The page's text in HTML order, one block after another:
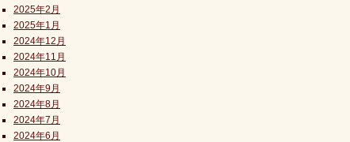
2025年2月
2025年1月
2024年12月
2024年11月
2024年10月
2024年9月
2024年8月
2024年7月
2024年6月